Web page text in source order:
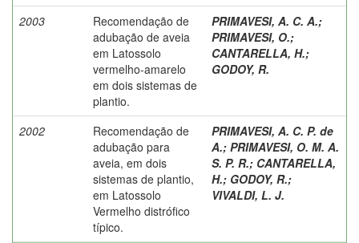
2003
Recomendação de
adubação de aveia
em Latossolo
vermelho-amarelo
em dois sistemas de
plantio.
PRIMAVESI, A. C. A.;
PRIMAVESI, O.;
CANTARELLA, H.;
GODOY, R.
2002
Recomendação de
adubação para
aveia, em dois
sistemas de plantio,
em Latossolo
Vermelho distrófico
típico.
PRIMAVESI, A. C. P. de
A.; PRIMAVESI, O. M. A.
S. P. R.; CANTARELLA,
H.; GODOY, R.;
VIVALDI, L. J.